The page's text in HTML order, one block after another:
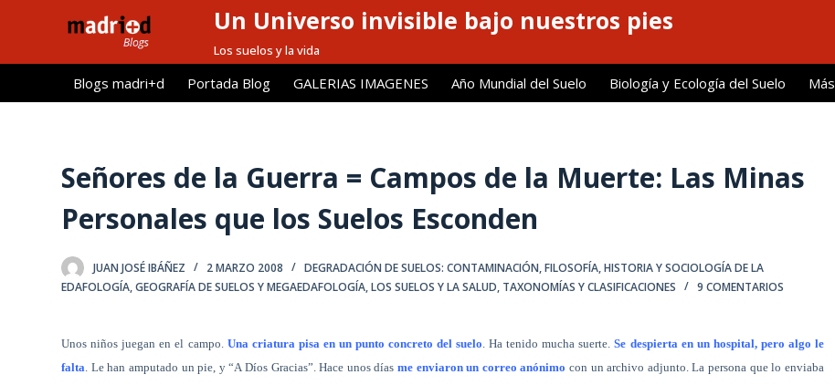
l
Un Universo invisible bajo nuestros pies
Los suelos y la vida
Blogs madri+d Portada Blog GALERIAS IMAGENES Año Mundial del Suelo Biología y Ecología del Suelo Más
Señores de la Guerra = Campos de la Muerte: Las Minas
Personales que los Suelos Esconden
JUAN JOSÉ IBÁÑEZ 2 MARZO 2008 DEGRADACIÓN DE SUELOS: CONTAMINACIÓN,FILOSOFÍA, HISTORIA Y SOCIOLOGÍA DE LA
EDAFOLOGÍA,GEOGRAFÍA DE SUELOS Y MEGAEDAFOLOGÍA,LOS SUELOS Y LA SALUD, TAXONOMÍAS Y CLASIFICACIONES 9 COMENTARIOS
Unos niños juegan en el campo. Una criatura pisa en un punto concreto del suelo. Ha tenido mucha suerte.Se despierta en un hospital, pero algo le
falta. Le han amputado un pie, y “A Díos Gracias”. Hace unos díasme enviaron un correo anónimo con un archivo adjunto. La persona que lo enviaba